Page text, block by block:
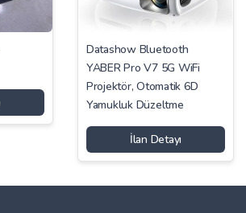
Datashow Bluetooth
YABER Pro V7 5G WiFi
Projektör, Otomatik 6D
Yamukluk Düzeltme
İlan Detayı